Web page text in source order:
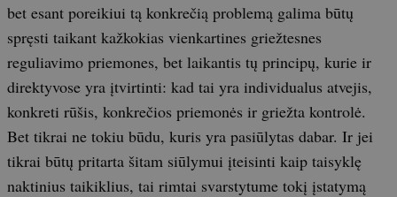
bet esant poreikiui tą konkrečią problemą galima būtų
spręsti taikant kažkokias vienkartines griežtesnes
reguliavimo priemones, bet laikantis tų principų, kurie ir
direktyvose yra įtvirtinti: kad tai yra individualus atvejis,
konkreti rūšis, konkrečios priemonės ir griežta kontrolė.
Bet tikrai ne tokiu būdu, kuris yra pasiūlytas dabar. Ir jei
tikrai būtų pritarta šitam siūlymui įteisinti kaip taisyklę
naktinius taikiklius, tai rimtai svarstytume tokį įstatymą